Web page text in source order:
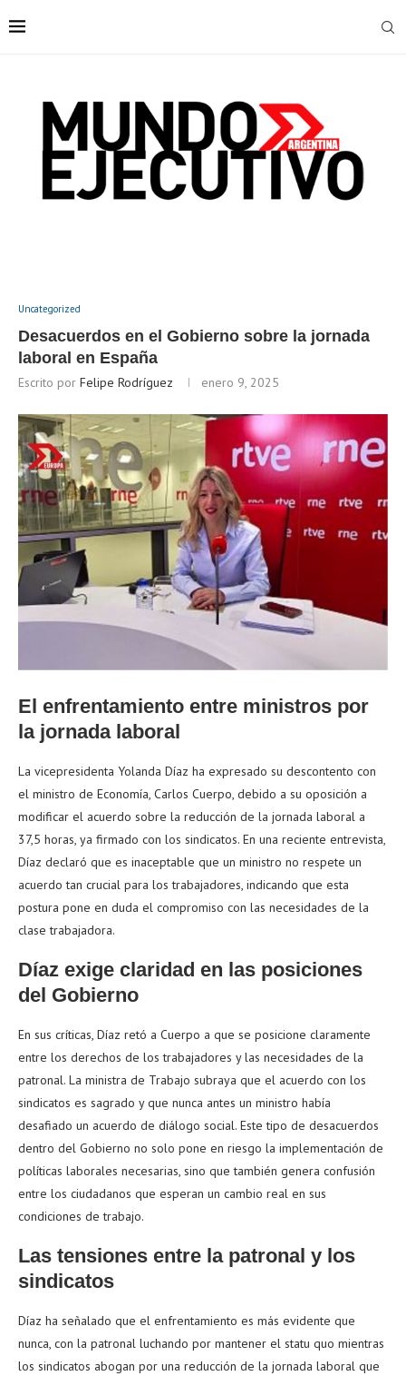
Uncategorized
Desacuerdos en el Gobierno sobre la jornada
laboral en España
Escrito por Felipe Rodríguez enero 9, 2025
El enfrentamiento entre ministros por
la jornada laboral
La vicepresidenta Yolanda Díaz ha expresado su descontento con
el ministro de Economía, Carlos Cuerpo, debido a su oposición a
modificar el acuerdo sobre la reducción de la jornada laboral a
37,5 horas, ya firmado con los sindicatos. En una reciente entrevista,
Díaz declaró que es inaceptable que un ministro no respete un
acuerdo tan crucial para los trabajadores, indicando que esta
postura pone en duda el compromiso con las necesidades de la
clase trabajadora.
Díaz exige claridad en las posiciones
del Gobierno
En sus críticas, Díaz retó a Cuerpo a que se posicione claramente
entre los derechos de los trabajadores y las necesidades de la
patronal. La ministra de Trabajo subraya que el acuerdo con los
sindicatos es sagrado y que nunca antes un ministro había
desafiado un acuerdo de diálogo social. Este tipo de desacuerdos
dentro del Gobierno no solo pone en riesgo la implementación de
políticas laborales necesarias, sino que también genera confusión
entre los ciudadanos que esperan un cambio real en sus
condiciones de trabajo.
Las tensiones entre la patronal y los
sindicatos
Díaz ha señalado que el enfrentamiento es más evidente que
nunca, con la patronal luchando por mantener el statu quo mientras
los sindicatos abogan por una reducción de la jornada laboral que